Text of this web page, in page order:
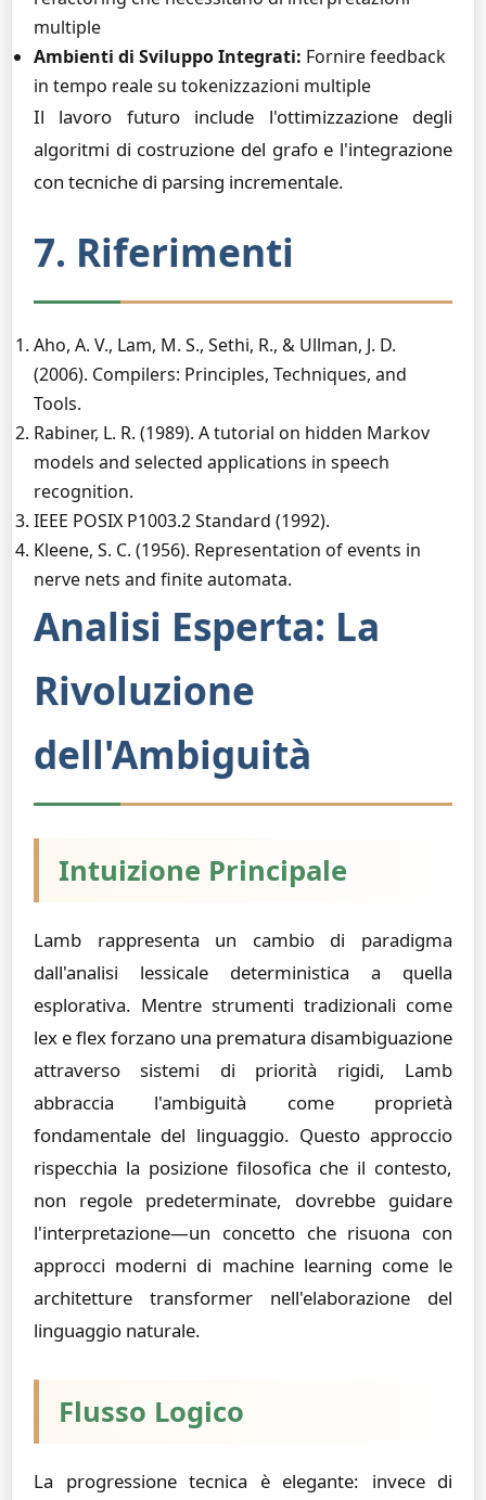
multiple
Ambienti di Sviluppo Integrati: Fornire feedback
in tempo reale su tokenizzazioni multiple
Il lavoro futuro include l'ottimizzazione degli
algoritmi di costruzione del grafo e l'integrazione
con tecniche di parsing incrementale.
7. Riferimenti
Aho, A. V., Lam, M. S., Sethi, R., & Ullman, J. D.
(2006). Compilers: Principles, Techniques, and
Tools.
Rabiner, L. R. (1989). A tutorial on hidden Markov
models and selected applications in speech
recognition.
IEEE POSIX P1003.2 Standard (1992).
Kleene, S. C. (1956). Representation of events in
nerve nets and finite automata.
Analisi Esperta: La
Rivoluzione
dell'Ambiguità
Intuizione Principale
Lamb rappresenta un cambio di paradigma
dall'analisi lessicale deterministica a quella
esplorativa. Mentre strumenti tradizionali come
lex e flex forzano una prematura disambiguazione
attraverso sistemi di priorità rigidi, Lamb
abbraccia l'ambiguità come proprietà
fondamentale del linguaggio. Questo approccio
rispecchia la posizione filosofica che il contesto,
non regole predeterminate, dovrebbe guidare
l'interpretazione—un concetto che risuona con
approcci moderni di machine learning come le
architetture transformer nell'elaborazione del
linguaggio naturale.
Flusso Logico
La progressione tecnica è elegante: invece di